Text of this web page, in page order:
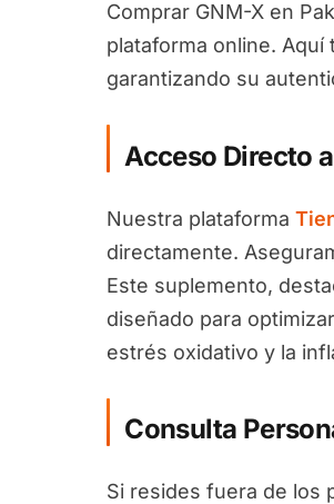
Comprar GNM-X en
plataforma online. Aquí
garantizando su
Acceso Directo
Nuestra plataforma
directamente.
Este suplemento,
diseñado para
estrés oxidativo y la
Consulta
Si resides fuera de los